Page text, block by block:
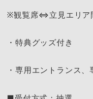
※観覧席⇔立見エリア
・特典グッズ付き
・専用エントランス